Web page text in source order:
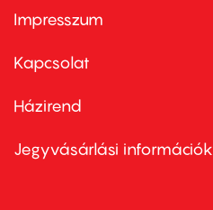
Footer
first
Impresszum
Kapcsolat
Footer
second
Házirend
Jegyvásárlási információk